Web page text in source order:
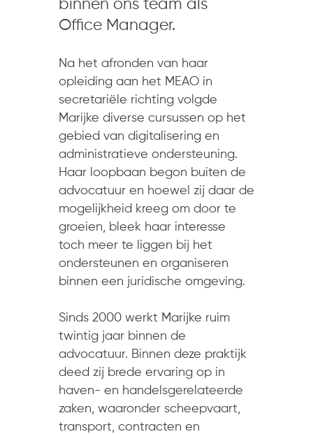
binnen ons team als
Office Manager.
Na het afronden van haar
opleiding aan het MEAO in
secretariële richting volgde
Marijke diverse cursussen op het
gebied van digitalisering en
administratieve ondersteuning.
Haar loopbaan begon buiten de
advocatuur en hoewel zij daar de
mogelijkheid kreeg om door te
groeien, bleek haar interesse
toch meer te liggen bij het
ondersteunen en organiseren
binnen een juridische omgeving.
Sinds 2000 werkt Marijke ruim
twintig jaar binnen de
advocatuur. Binnen deze praktijk
deed zij brede ervaring op in
haven- en handelsgerelateerde
zaken, waaronder scheepvaart,
transport, contracten en